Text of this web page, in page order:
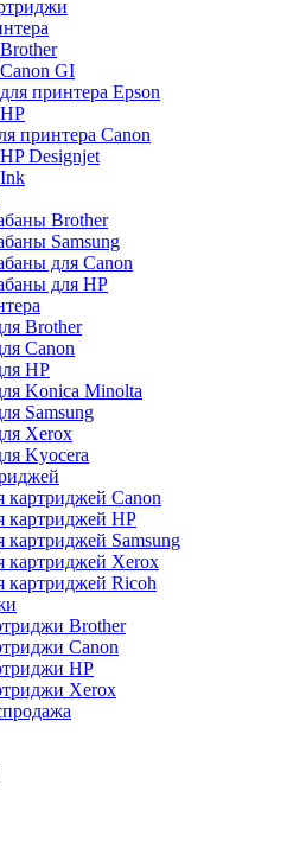
GI
принтера Epson
принтера Canon
Designjet
Brother
Samsung
для Canon
для HP
Brother
Canon
HP
Konica Minolta
Samsung
Xerox
Kyocera
картриджей Canon
картриджей HP
Samsung
картриджей Xerox
картриджей Ricoh
Brother
Canon
HP
Xerox